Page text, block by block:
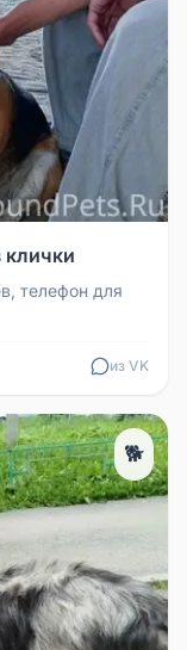
клички
телефон для
из VK
🐕